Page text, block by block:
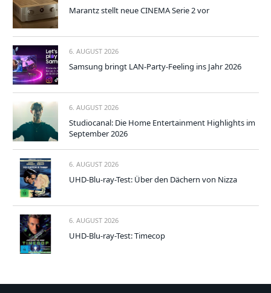
Marantz stellt neue CINEMA Serie 2 vor
6. AUGUST 2026
Samsung bringt LAN-Party-Feeling ins Jahr 2026
6. AUGUST 2026
Studiocanal: Die Home Entertainment Highlights im
September 2026
6. AUGUST 2026
UHD-Blu-ray-Test: Über den Dächern von Nizza
6. AUGUST 2026
UHD-Blu-ray-Test: Timecop